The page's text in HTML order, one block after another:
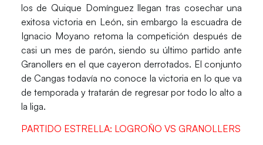
los deQuique Domínguez llegan tras cosechar una
exitosa victoria en León, sin embargo la escuadra de
Ignacio Moyano retoma la competición después de
casi un mes de parón, siendo su último partido ante
Granollers en el que cayeron derrotados. El conjunto
de Cangas todavía no conoce la victoria en lo que va
de temporada y tratarán de regresar por todo lo alto a
la liga.
PARTIDO ESTRELLA: LOGROÑO VS GRANOLLERS